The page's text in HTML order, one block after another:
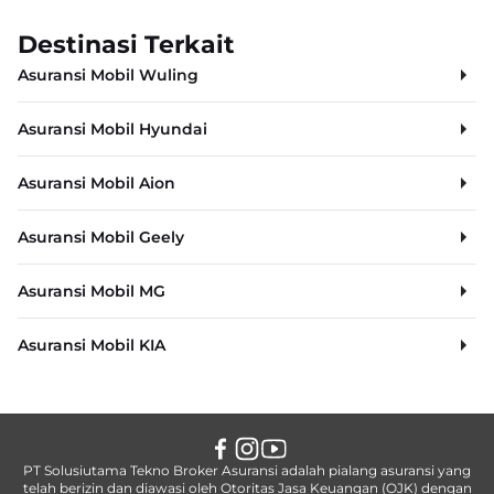
Destinasi Terkait
Asuransi Mobil Wuling
Asuransi Mobil Hyundai
Asuransi Mobil Aion
Asuransi Mobil Geely
Asuransi Mobil MG
Asuransi Mobil KIA
PT Solusiutama Tekno Broker Asuransi adalah pialang asuransi yang
telah berizin dan diawasi oleh Otoritas Jasa Keuangan (OJK) dengan